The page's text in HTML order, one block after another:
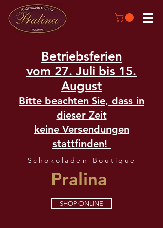
Betriebsferien
vom 27. Juli bis 15.
August
Bitte beachten Sie, dass in
dieser Zeit
keine Versendungen
stattfinden!
Schokoladen-Boutique
Pralina
SHOP ONLINE